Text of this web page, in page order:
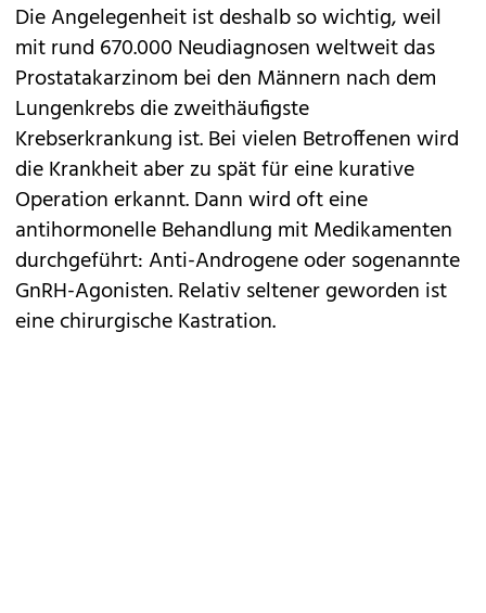
Die Angelegenheit ist deshalb so wichtig, weil
mit rund 670.000 Neudiagnosen weltweit das
Prostatakarzinom bei den Männern nach dem
Lungenkrebs die zweithäufigste
Krebserkrankung ist. Bei vielen Betroffenen wird
die Krankheit aber zu spät für eine kurative
Operation erkannt. Dann wird oft eine
antihormonelle Behandlung mit Medikamenten
durchgeführt: Anti-Androgene oder sogenannte
GnRH-Agonisten. Relativ seltener geworden ist
eine chirurgische Kastration.